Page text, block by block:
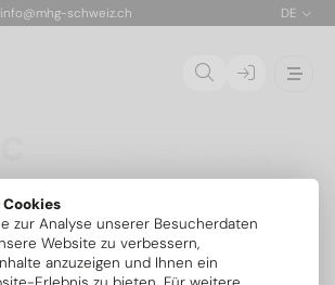
zur Analyse unserer Besucherdaten
Website zu verbessern,
anzuzeigen und Ihnen ein
info@mhg-schweiz.ch DE
die erste patentierte, stapelbare
für die Aufstellung im
nur 150 g Kältemittel R290 pro Modul
Innenaufstellung bis 54 kW ohne
möglich. Die